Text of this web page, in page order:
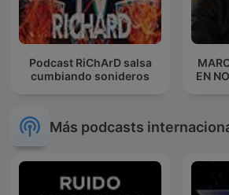
Podcast RiChArD salsa
cumbiando sonideros
EN
Más podcasts